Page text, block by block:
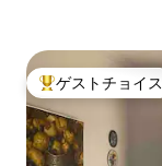
大好評のゲストチ
ゲストチョイス